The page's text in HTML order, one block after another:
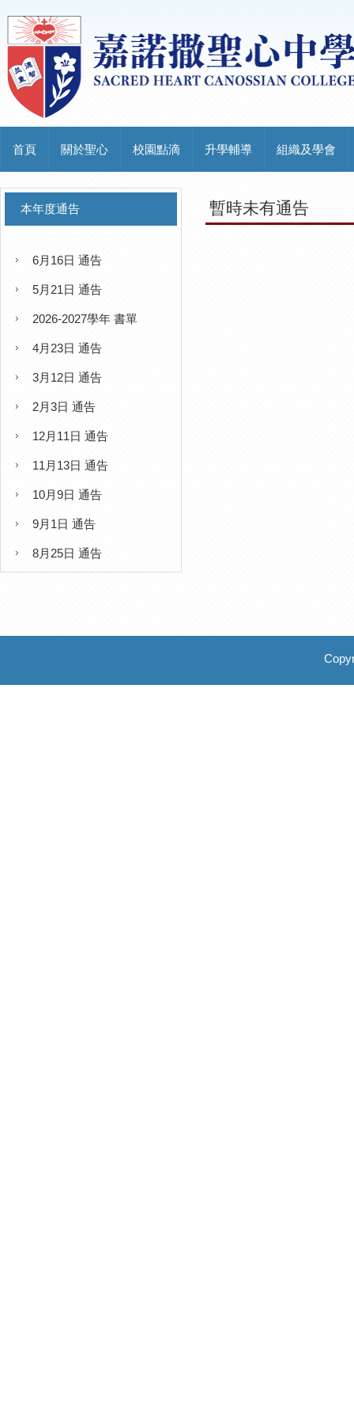
首頁 關於聖心 校園點滴 升學輔導 組織及學會
本年度通告
6月16日 通告
5月21日 通告
2026-2027學年 書單
4月23日 通告
3月12日 通告
2月3日 通告
12月11日 通告
11月13日 通告
10月9日 通告
9月1日 通告
8月25日 通告
暫時未有通告